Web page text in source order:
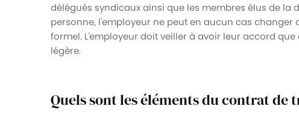
délégués syndicaux ainsi que les membres élus de la
personne, l'employeur ne peut en aucun cas
formel. L'employeur doit veiller à avoir leur accord
légère.
Quels sont les éléments du contrat